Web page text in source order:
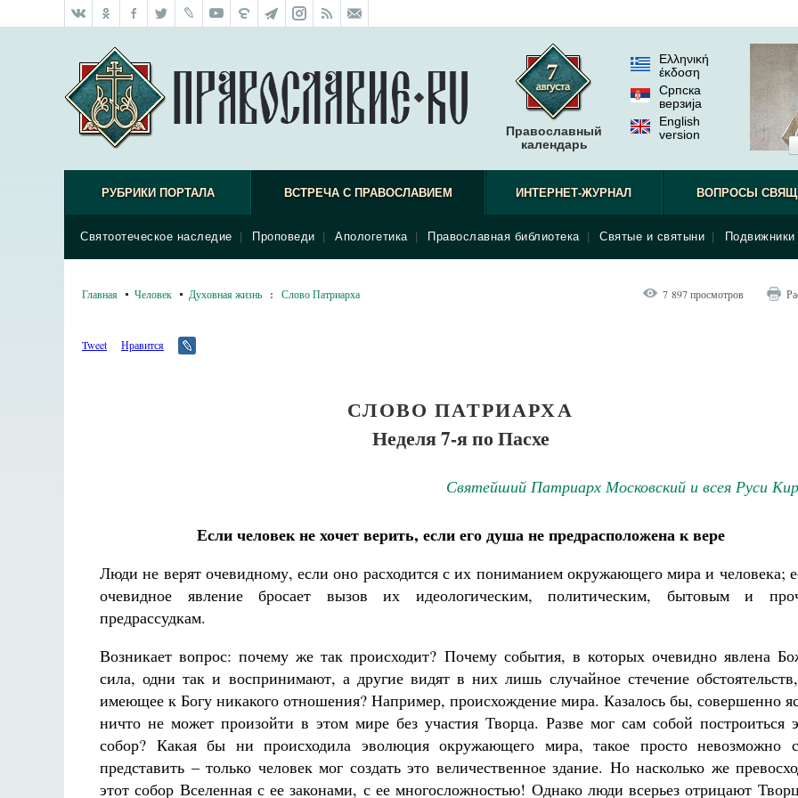
Православный
календарь
Ελληνική
έκδοση
Српска
верзиjа
English
version
РУБРИКИ ПОРТАЛА ВСТРЕЧА С ПРАВОСЛАВИЕМ
Святоотеческое наследие Проповеди Апологетика Православная библиотека Святые и святыни Подвижники
ИНТЕРНЕТ-ЖУРНАЛ ВОПРОСЫ
Главная Человек Духовная жизнь : Слово Патриарха 7 897 просмотров
Tweet Нравится
СЛОВО ПАТРИАРХА
Неделя 7-я по Пасхе
Святейший Патриарх Московский и всея Руси
Если человек не хочет верить, если его душа не предрасположена к вере
Люди не верят очевидному, если оно расходится с их пониманием окружающего мира и человека;
очевидное явление бросает вызов их идеологическим, политическим, бытовым и
предрассудкам.
Возникает вопрос: почему же так происходит? Почему события, в которых очевидно явлена
сила, одни так и воспринимают, а другие видят в них лишь случайное стечение
имеющее к Богу никакого отношения? Например, происхождение мира. Казалось бы, совершенно
ничто не может произойти в этом мире без участия Творца. Разве мог сам собой построиться
собор? Какая бы ни происходила эволюция окружающего мира, такое просто невозможно
представить – только человек мог создать это величественное здание. Но насколько же
этот собор Вселенная с ее законами, с ее многосложностью! Однако люди всерьез отрицают
Великомученик Георгий Победоносец.